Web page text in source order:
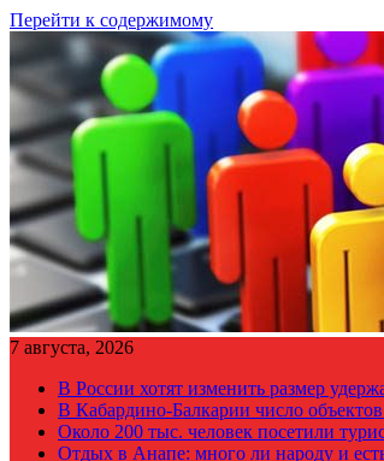
Перейти к содержимому
7 августа, 2026
В России хотят изменить размер
В Кабардино-Балкарии число
Около 200 тыс. человек посетили
Отдых в Анапе: много ли народу и